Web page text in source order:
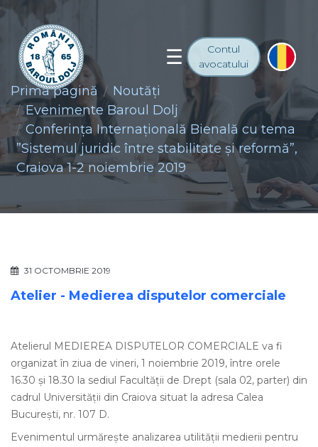
Contul
avocatului
Prima pagină
Noutăţi
Evenimente Baroul Dolj
Conferința Internațională Bienală cu tema
”Sistemul juridic între stabilitate și reformă”,
Craiova 1-2 noiembrie 2019
31 OCTOMBRIE 2019
Atelier - Medierea disputelor comerciale
Atelierul MEDIEREA DISPUTELOR COMERCIALE va fi
organizat în ziua de vineri, 1 noiembrie 2019, între orele
16.30 și 18.30 la sediul Facultății de Drept (sala 02, parter) din
cadrul Universității din Craiova situat la adresa Calea
București, nr. 107 D.
Evenimentul urmărește analizarea utilității medierii pentru